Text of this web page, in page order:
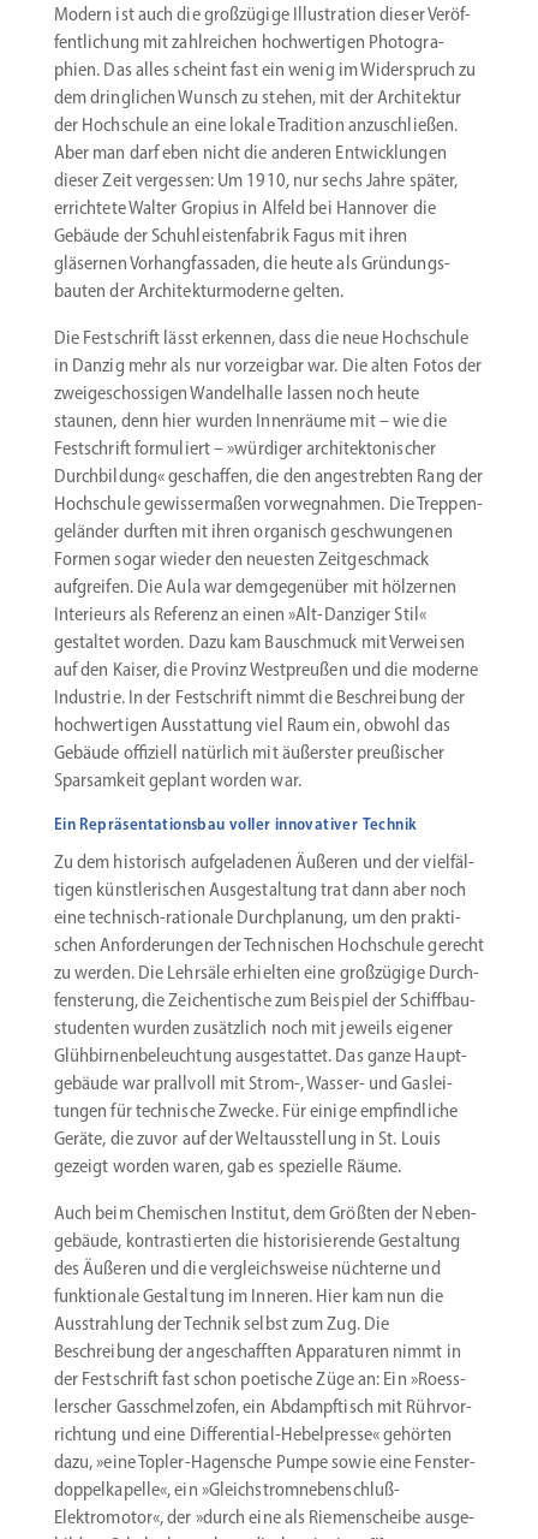
Modern ist auch die großzügige Illus­tration dieser Veröf­
fent­li­chung mit zahlreichen hochwer­tigen Photo­gra­
phien. Das alles scheint fast ein wenig im Wider­spruch zu
dem dring­lichen Wunsch zu stehen, mit der Archi­tektur
der Hochschule an eine lokale Tradition anzuschließen.
Aber man darf eben nicht die anderen Entwick­lungen
dieser Zeit vergessen: Um 1910, nur sechs Jahre später,
errichtete Walter Gropius in Alfeld bei Hannover die
Gebäude der Schuh­leis­ten­fabrik Fagus mit ihren
gläsernen Vorhang­fas­saden, die heute als Gründungs­
bauten der Archi­tek­tur­mo­derne gelten.
Die Festschrift lässt erkennen, dass die neue Hochschule
in Danzig mehr als nur vorzeigbar war. Die alten Fotos der
zweige­schos­sigen Wandel­halle lassen noch heute
staunen, denn hier wurden Innen­räume mit – wie die
Festschrift formu­liert – »würdiger archi­tek­to­ni­scher
Durch­bildung« geschaffen, die den angestrebten Rang der
Hochschule gewis­ser­maßen vorweg­nahmen. Die Treppen­
ge­länder durften mit ihren organisch geschwun­genen
Formen sogar wieder den neuesten Zeitge­schmack
aufgreifen. Die Aula war demge­genüber mit hölzernen
Interieurs als Referenz an einen »Alt-Danziger Stil«
gestaltet worden. Dazu kam Bauschmuck mit Verweisen
auf den Kaiser, die Provinz Westpreußen und die moderne
Industrie. In der Festschrift nimmt die Beschreibung der
hochwer­tigen Ausstattung viel Raum ein, obwohl das
Gebäude offiziell natürlich mit äußerster preußi­scher
Sparsamkeit geplant worden war.
Ein Repräsentationsbau voller innovativer Technik
Zu dem histo­risch aufge­la­denen Äußeren und der vielfäl­
tigen künst­le­ri­schen Ausge­staltung trat dann aber noch
eine technisch-rationale Durch­planung, um den prakti­
schen Anfor­de­rungen der Techni­schen Hochschule gerecht
zu werden. Die Lehrsäle erhielten eine großzügige Durch­
fens­terung, die Zeichen­tische zum Beispiel der Schiff­bau­
stu­denten wurden zusätzlich noch mit jeweils eigener
Glühbir­nen­be­leuchtung ausge­stattet. Das ganze Haupt­
ge­bäude war prallvoll mit Strom‑, Wasser- und Gaslei­
tungen für technische Zwecke. Für einige empfind­liche
Geräte, die zuvor auf der Weltaus­stellung in St. Louis
gezeigt worden waren, gab es spezielle Räume.
Auch beim Chemi­schen Institut, dem Größten der Neben­
ge­bäude, kontras­tierten die histo­ri­sie­rende Gestaltung
des Äußeren und die vergleichs­weise nüchterne und
funktionale Gestaltung im Inneren. Hier kam nun die
Ausstrahlung der Technik selbst zum Zug. Die
Beschreibung der angeschafften Appara­turen nimmt in
der Festschrift fast schon poetische Züge an: Ein »Roess­
ler­scher Gasschmelzofen, ein Abdampf­tisch mit Rührvor­
richtung und eine Differential-Hebelpresse« gehörten
dazu, »eine Topler-­Hagensche Pumpe sowie eine Fenster­
dop­pel­ka­pelle«, ein »Gleichstromneben­schluß-
Elektromotor«, der »durch eine als Riemen­scheibe ausge­